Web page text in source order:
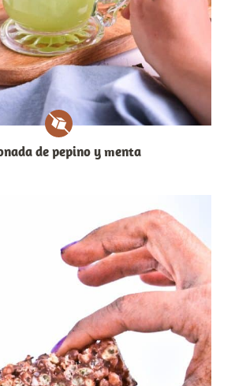
de pepino y menta